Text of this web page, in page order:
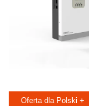
Oferta dla Polski +